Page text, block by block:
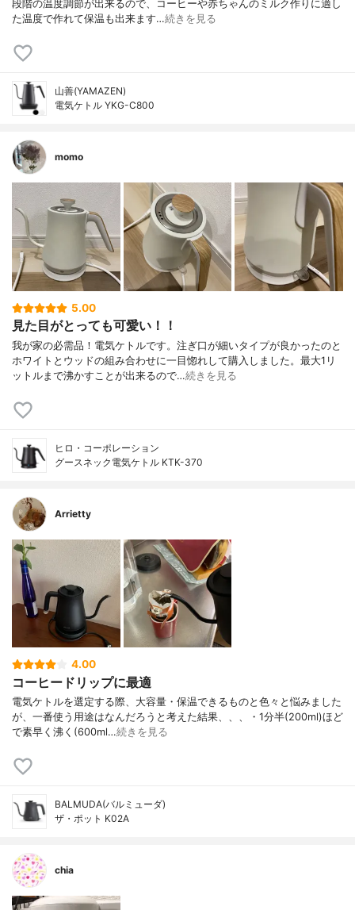
段階の温度調節が出来るので、コーヒーや赤ちゃんのミルク作りに適し
た温度で作れて保温も出来ます…続きを見る
山善(YAMAZEN)
電気ケトル YKG-C800
momo
5.00
見た目がとっても可愛い！！
我が家の必需品！電気ケトルです。注ぎ口が細いタイプが良かったのと
ホワイトとウッドの組み合わせに一目惚れして購入しました。最大1リ
ットルまで沸かすことが出来るので…続きを見る
ヒロ・コーポレーション
グースネック電気ケトル KTK-370
Arrietty
4.00
コーヒードリップに最適
電気ケトルを選定する際、大容量・保温できるものと色々と悩みました
が、一番使う用途はなんだろうと考えた結果、、、・1分半(200ml)ほど
で素早く沸く(600ml…続きを見る
BALMUDA(バルミューダ)
ザ・ポット K02A
chia